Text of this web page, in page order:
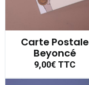
Carte Postale
Beyoncé
9,00€TTC